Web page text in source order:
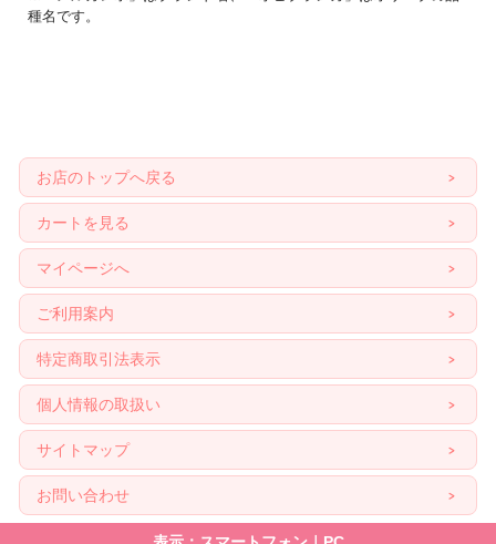
種名です。
お店のトップへ戻る
カートを見る
マイページへ
ご利用案内
特定商取引法表示
個人情報の取扱い
サイトマップ
お問い合わせ